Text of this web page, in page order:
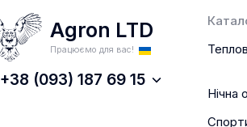
Agron LTD
Працюємо для вас!
+38 (093) 187 69 15
Нічна